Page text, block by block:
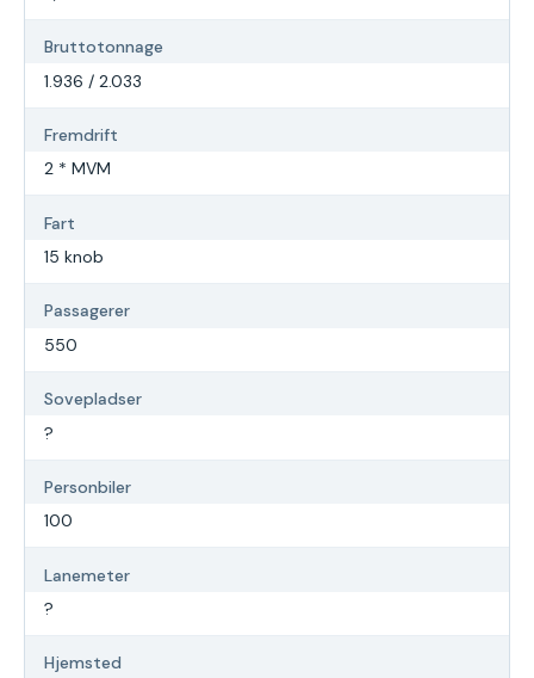
Bruttotonnage
1.936 / 2.033
Fremdrift
2 * MVM
Fart
15 knob
Passagerer
550
Sovepladser
?
Personbiler
100
Lanemeter
?
Hjemsted